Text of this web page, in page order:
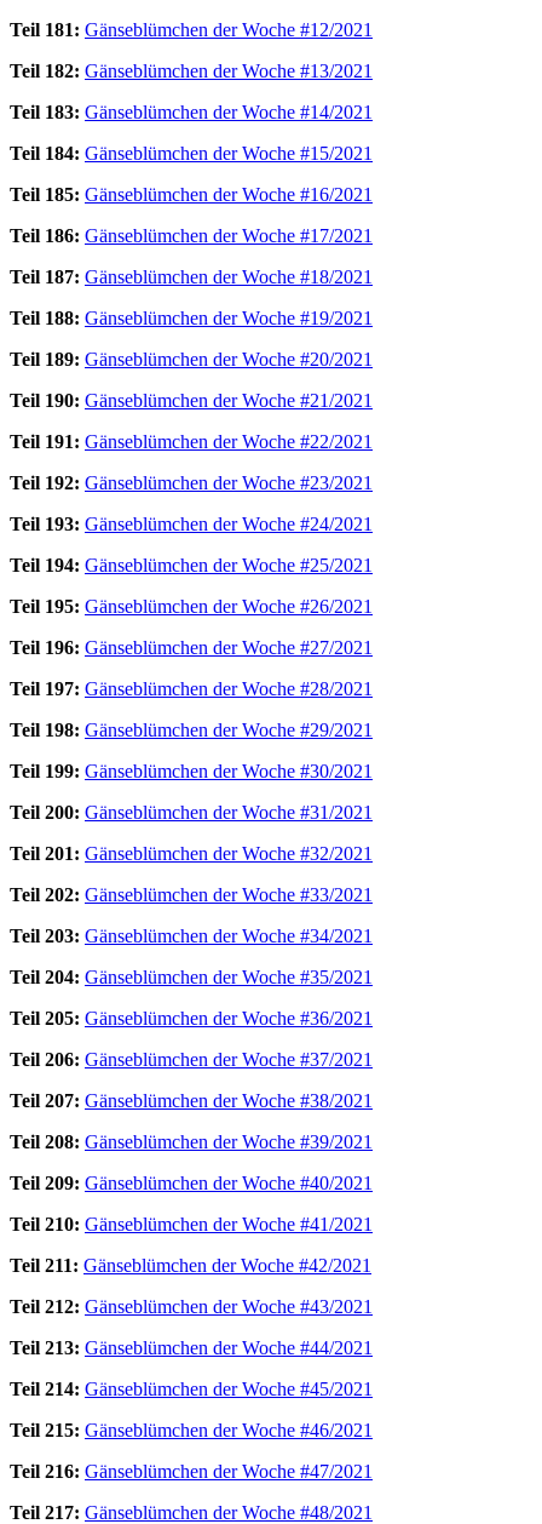
Teil 181: Gänseblümchen der Woche #12/2021
Teil 182: Gänseblümchen der Woche #13/2021
Teil 183: Gänseblümchen der Woche #14/2021
Teil 184: Gänseblümchen der Woche #15/2021
Teil 185: Gänseblümchen der Woche #16/2021
Teil 186: Gänseblümchen der Woche #17/2021
Teil 187: Gänseblümchen der Woche #18/2021
Teil 188: Gänseblümchen der Woche #19/2021
Teil 189: Gänseblümchen der Woche #20/2021
Teil 190: Gänseblümchen der Woche #21/2021
Teil 191: Gänseblümchen der Woche #22/2021
Teil 192: Gänseblümchen der Woche #23/2021
Teil 193: Gänseblümchen der Woche #24/2021
Teil 194: Gänseblümchen der Woche #25/2021
Teil 195: Gänseblümchen der Woche #26/2021
Teil 196: Gänseblümchen der Woche #27/2021
Teil 197: Gänseblümchen der Woche #28/2021
Teil 198: Gänseblümchen der Woche #29/2021
Teil 199: Gänseblümchen der Woche #30/2021
Teil 200: Gänseblümchen der Woche #31/2021
Teil 201: Gänseblümchen der Woche #32/2021
Teil 202: Gänseblümchen der Woche #33/2021
Teil 203: Gänseblümchen der Woche #34/2021
Teil 204: Gänseblümchen der Woche #35/2021
Teil 205: Gänseblümchen der Woche #36/2021
Teil 206: Gänseblümchen der Woche #37/2021
Teil 207: Gänseblümchen der Woche #38/2021
Teil 208: Gänseblümchen der Woche #39/2021
Teil 209: Gänseblümchen der Woche #40/2021
Teil 210: Gänseblümchen der Woche #41/2021
Teil 211: Gänseblümchen der Woche #42/2021
Teil 212: Gänseblümchen der Woche #43/2021
Teil 213: Gänseblümchen der Woche #44/2021
Teil 214: Gänseblümchen der Woche #45/2021
Teil 215: Gänseblümchen der Woche #46/2021
Teil 216: Gänseblümchen der Woche #47/2021
Teil 217: Gänseblümchen der Woche #48/2021